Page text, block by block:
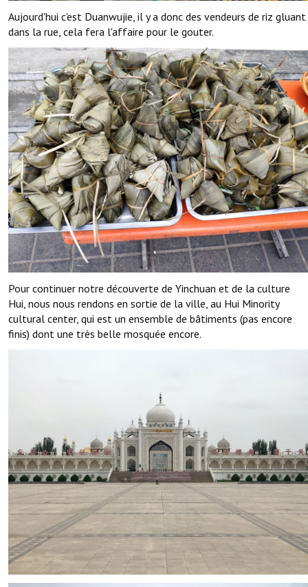
Aujourd'hui c'est Duanwujie, il y a donc des vendeurs de riz gluant
dans la rue, cela fera l'affaire pour le gouter.
Pour continuer notre découverte de Yinchuan et de la culture
Hui, nous nous rendons en sortie de la ville, au Hui Minority
cultural center, qui est un ensemble de bâtiments (pas encore
finis) dont une très belle mosquée encore.